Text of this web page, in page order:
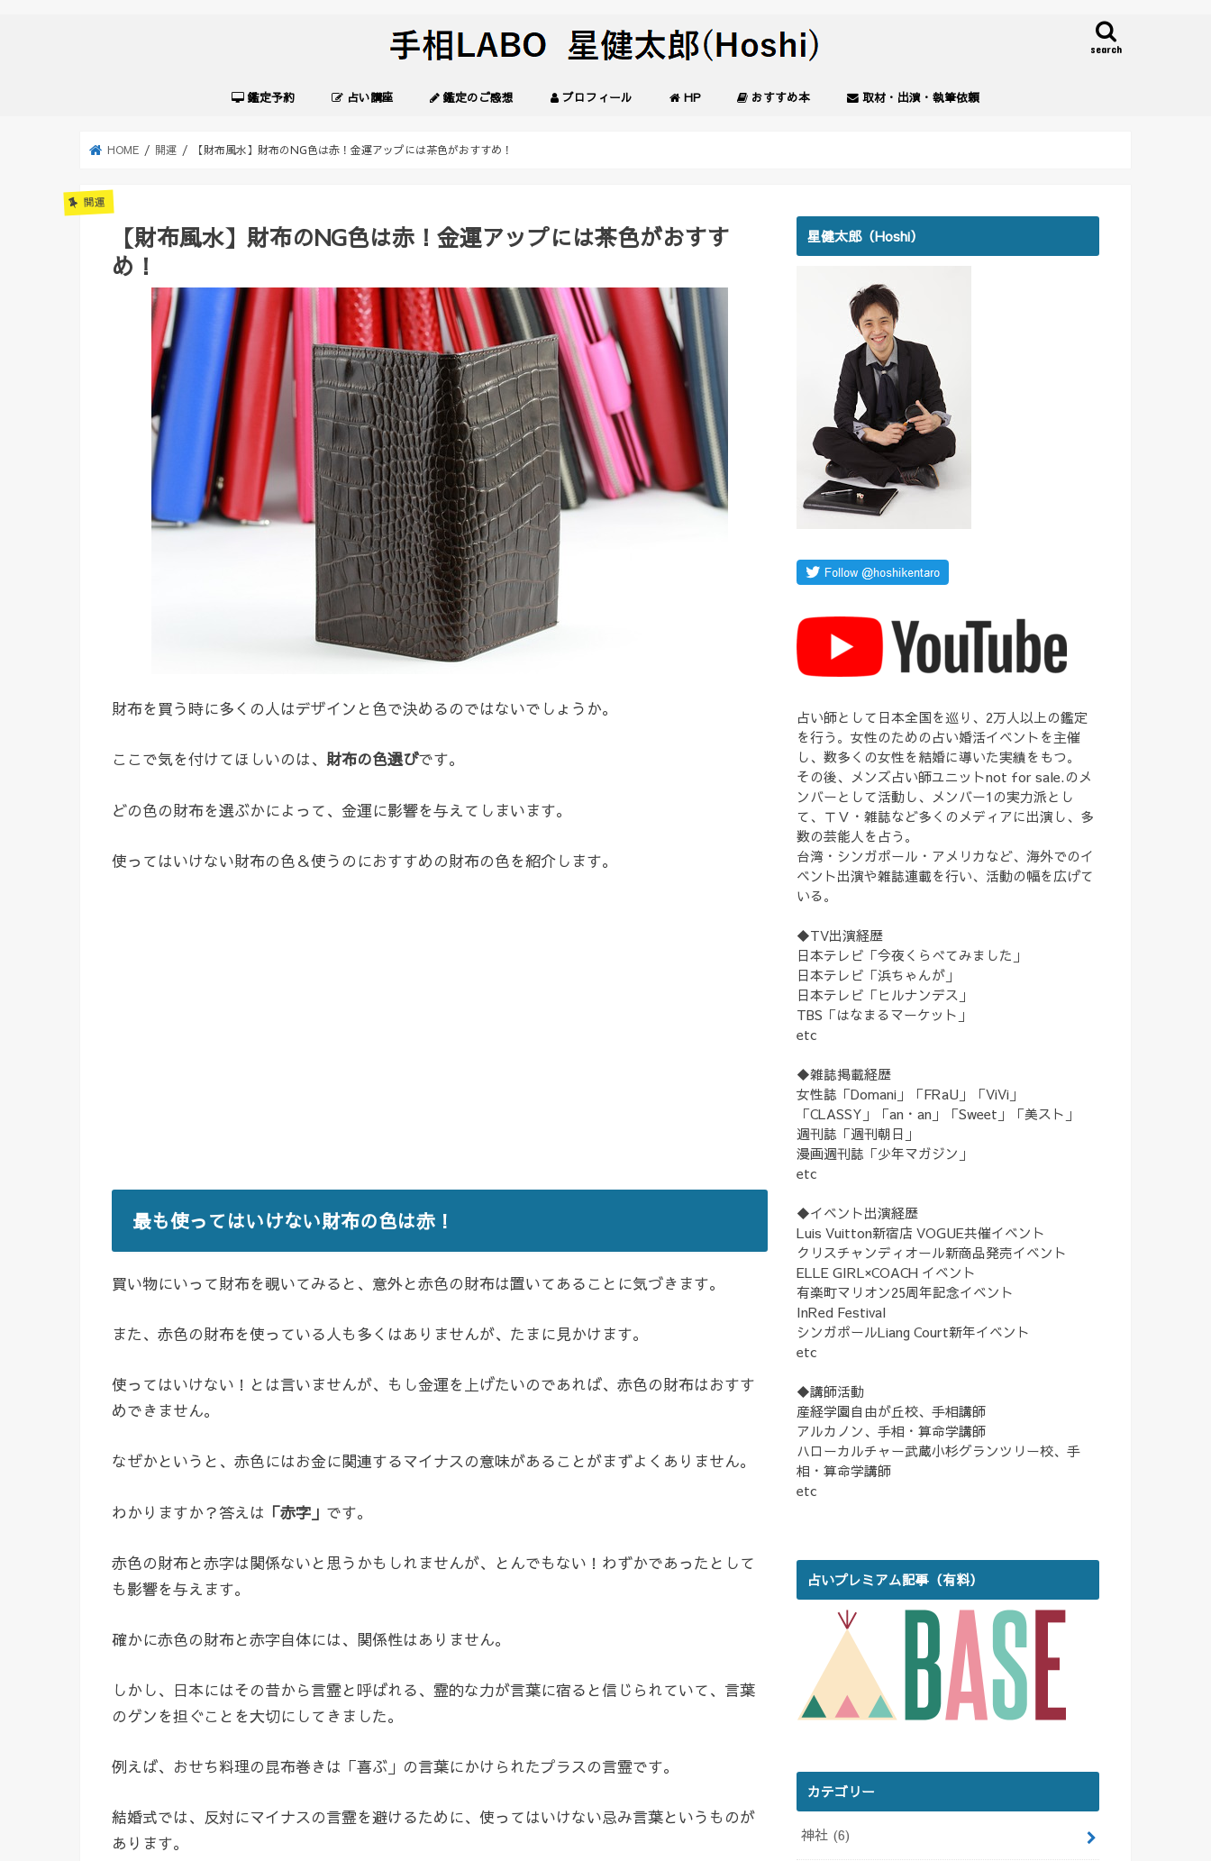
search
鑑定予約 占い講座 鑑定のご感想 プロフィール HP おすすめ本 取材・出演・執筆依頼
HOME 開運 【財布風水】財布のNG色は赤！金運アップには茶色がおすすめ！
開運
【財布風水】財布のNG色は赤！金運アップには茶色がおすす
め！
財布を買う時に多くの人はデザインと色で決めるのではないでしょうか。
ここで気を付けてほしいのは、 財布の色選びです。
どの色の財布を選ぶかによって、金運に影響を与えてしまいます。
使ってはいけない財布の色＆使うのにおすすめの財布の色を紹介します。
最も使ってはいけない財布の色は赤！
買い物にいって財布を覗いてみると、意外と赤色の財布は置いてあることに気づきます。
また、赤色の財布を使っている人も多くはありませんが、たまに見かけます。
使ってはいけない！とは言いませんが、もし金運を上げたいのであれば、赤色の財布はおすす
めできません。
なぜかというと、赤色にはお金に関連するマイナスの意味があることがまずよくありません。
わかりますか？答えは 「赤字」 です。
赤色の財布と赤字は関係ないと思うかもしれませんが、とんでもない！わずかであったとして
も影響を与えます。
確かに赤色の財布と赤字自体には、関係性はありません。
しかし、日本にはその昔から言霊と呼ばれる、霊的な力が言葉に宿ると信じられていて、言葉
のゲンを担ぐことを大切にしてきました。
例えば、おせち料理の昆布巻きは「喜ぶ」の言葉にかけられたプラスの言霊です。
結婚式では、反対にマイナスの言霊を避けるために、使ってはいけない忌み言葉というものが
あります。
星健太郎（Hoshi）
占い師として日本全国を巡り、2万人以上の鑑定
を行う。女性のための占い婚活イベントを主催
し、数多くの女性を結婚に導いた実績をもつ。
その後、メンズ占い師ユニットnot for sale.のメ
ンバーとして活動し、メンバー1の実力派とし
て、ＴＶ・雑誌など多くのメディアに出演し、多
数の芸能人を占う。
台湾・シンガポール・アメリカなど、海外でのイ
ベント出演や雑誌連載を行い、活動の幅を広げて
いる。
◆TV出演経歴
日本テレビ「今夜くらべてみました」
日本テレビ「浜ちゃんが」
日本テレビ「ヒルナンデス」
TBS「はなまるマーケット」
etc
◆雑誌掲載経歴
女性誌「Domani」「FRaU」「ViVi」
「CLASSY」「an・an」「Sweet」「美スト」
週刊誌「週刊朝日」
漫画週刊誌「少年マガジン」
etc
◆イベント出演経歴
Luis Vuitton新宿店 VOGUE共催イベント
クリスチャンディオール新商品発売イベント
ELLE GIRL×COACH イベント
有楽町マリオン25周年記念イベント
InRed Festival
シンガポールLiang Court新年イベント
etc
◆講師活動
産経学園自由が丘校、手相講師
アルカノン、手相・算命学講師
ハローカルチャー武蔵小杉グランツリー校、手
相・算命学講師
etc
占いプレミアム記事（有料）
カテゴリー
神社 (6)